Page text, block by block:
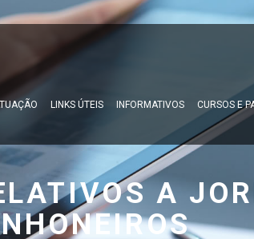
LINKS ÚTEIS INFORMATIVOS CURSOS E
A